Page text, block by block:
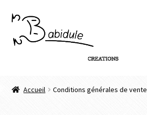
Accueil Conditions générales de vente